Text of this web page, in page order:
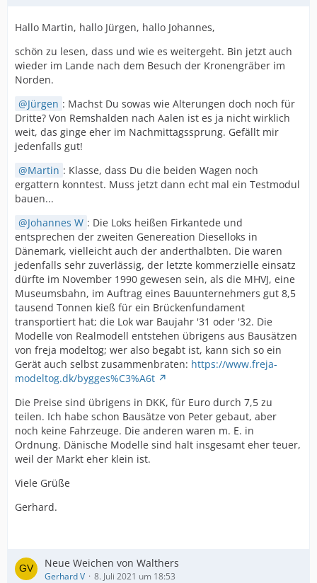
Hallo Martin, hallo Jürgen, hallo Johannes,
schön zu lesen, dass und wie es weitergeht. Bin jetzt auch
wieder im Lande nach dem Besuch der Kronengräber im
Norden.
Jürgen : Machst Du sowas wie Alterungen doch noch für
Dritte? Von Remshalden nach Aalen ist es ja nicht wirklich
weit, das ginge eher im Nachmittagssprung. Gefällt mir
jedenfalls gut!
Martin : Klasse, dass Du die beiden Wagen noch
ergattern konntest. Muss jetzt dann echt mal ein Testmodul
bauen...
Johannes W : Die Loks heißen Firkantede und
entsprechen der zweiten Genereation Dieselloks in
Dänemark, vielleicht auch der anderthalbten. Die waren
jedenfalls sehr zuverlässig, der letzte kommerzielle einsatz
dürfte im November 1990 gewesen sein, als die MHVJ, eine
Museumsbahn, im Auftrag eines Bauunternehmers gut 8,5
tausend Tonnen kieß für ein Brückenfundament
transportiert hat; die Lok war Baujahr '31 oder '32. Die
Modelle von Realmodell entstehen übrigens aus Bausätzen
von freja modeltog; wer also begabt ist, kann sich so ein
Gerät auch selbst zusammenbraten: https://www.freja-
modeltog.dk/bygges%C3%A6t
Die Preise sind übrigens in DKK, für Euro durch 7,5 zu
teilen. Ich habe schon Bausätze von Peter gebaut, aber
noch keine Fahrzeuge. Die anderen waren m. E. in
Ordnung. Dänische Modelle sind halt insgesamt eher teuer,
weil der Markt eher klein ist.
Viele Grüße
Gerhard.
Neue Weichen von Walthers
Gerhard V 8. Juli 2021 um 18:53